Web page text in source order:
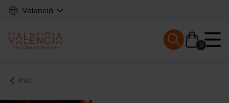
Skip
content
Valencià
Main
navigation
0
Mobile menu
Breadcrumb
Inici